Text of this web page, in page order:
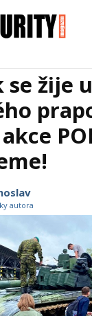
žije
autora